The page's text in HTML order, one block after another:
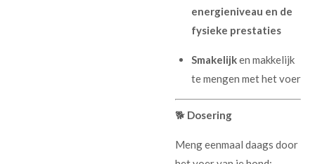
energieniveau en de
fysieke prestaties
Smakelijken makkelijk
te mengen met het voer
🐕 Dosering
Meng eenmaal daags door